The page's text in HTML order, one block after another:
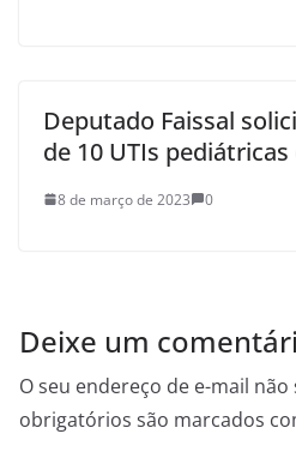
Deputado Faissal
de 10 UTIs
8 de março de 2023 0
Deixe um
O seu endereço de e-mail
obrigatórios são marcados